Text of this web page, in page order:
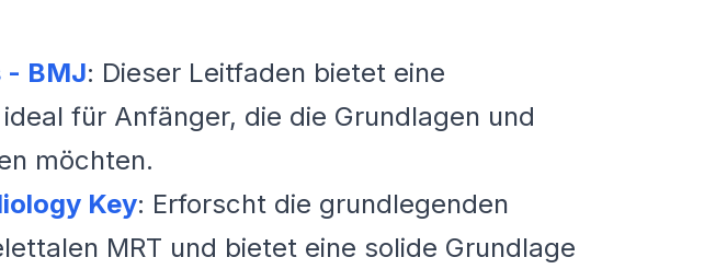
- BMJ: Dieser Leitfaden bietet eine
für Anfänger, die die Grundlagen und
möchten.
Key: Erforscht die grundlegenden
MRT und bietet eine solide Grundlage